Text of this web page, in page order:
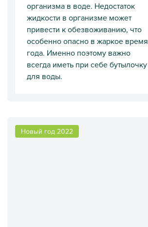
организма в воде. Недостаток
жидкости в организме может
привести к обезвоживанию, что
особенно опасно в жаркое время
года. Именно поэтому важно
всегда иметь при себе бутылочку
для воды.
Новый год 2022